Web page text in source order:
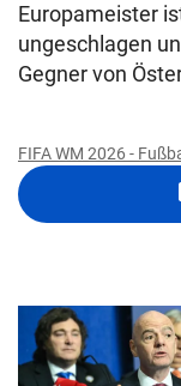
Europameister
ungeschlagen
Gegner von
FIFA WM 2026 -